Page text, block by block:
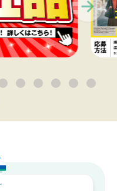
のご紹介
業物件紹介
Next